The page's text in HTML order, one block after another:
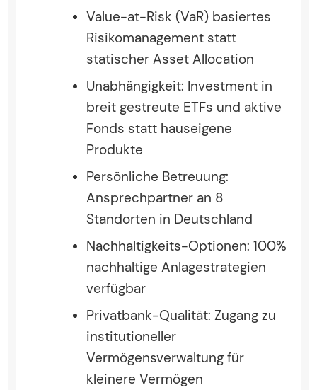
Value-at-Risk (VaR) basiertes
Risikomanagement statt
statischer Asset Allocation
Unabhängigkeit: Investment in
breit gestreute ETFs und aktive
Fonds statt hauseigene
Produkte
Persönliche Betreuung:
Ansprechpartner an 8
Standorten in Deutschland
Nachhaltigkeits-Optionen: 100%
nachhaltige Anlagestrategien
verfügbar
Privatbank-Qualität: Zugang zu
institutioneller
Vermögensverwaltung für
kleinere Vermögen